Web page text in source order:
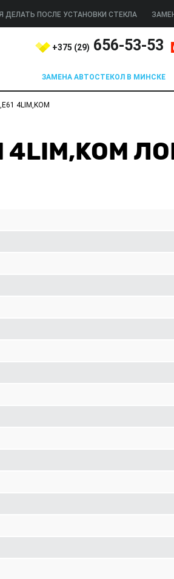
ДЕЛАТЬ ПОСЛЕ УСТАНОВКИ СТЕКЛА
+375 (29) 656-53-53
ЗАМЕНА АВТОСТЕКОЛ В МИНСКЕ
4LIM,KOM
4LIM,KOM